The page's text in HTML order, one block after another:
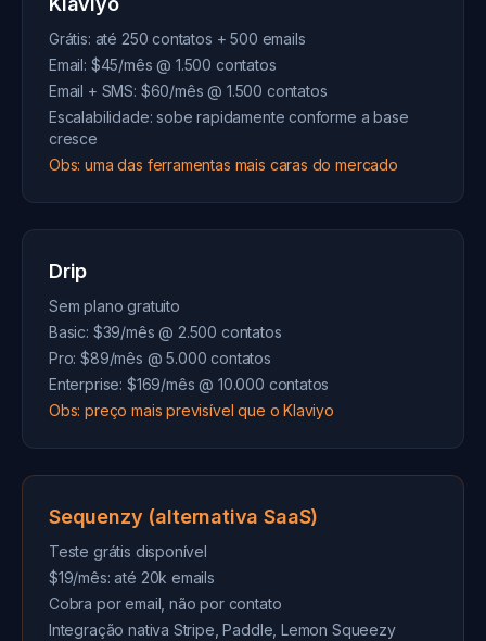
Grátis: até 250 contatos + 500 emails
Email: $45/mês @ 1.500 contatos
Email + SMS: $60/mês @ 1.500 contatos
Escalabilidade: sobe rapidamente conforme a base
cresce
Obs: uma das ferramentas mais caras do mercado
Drip
Sem plano gratuito
Basic: $39/mês @ 2.500 contatos
Pro: $89/mês @ 5.000 contatos
Enterprise: $169/mês @ 10.000 contatos
Obs: preço mais previsível que o Klaviyo
Sequenzy (alternativa SaaS)
Teste grátis disponível
$19/mês: até 20k emails
Cobra por email, não por contato
Integração nativa Stripe, Paddle, Lemon Squeezy